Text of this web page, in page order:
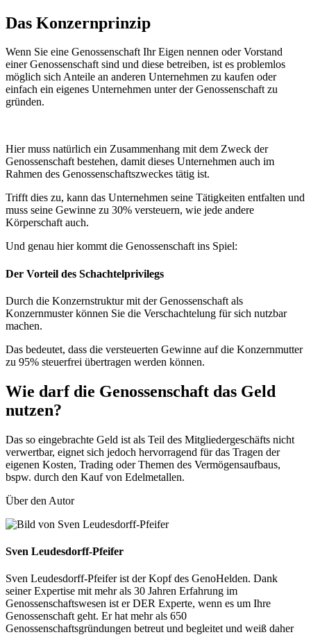
Das Konzernprinzip
Wenn Sie eine Genossenschaft Ihr Eigen nennen oder Vorstand
einer Genossenschaft sind und diese betreiben, ist es problemlos
möglich sich Anteile an anderen Unternehmen zu kaufen oder
einfach ein eigenes Unternehmen unter der Genossenschaft zu
gründen.
Hier muss natürlich ein Zusammenhang mit dem Zweck der
Genossenschaft bestehen, damit dieses Unternehmen auch im
Rahmen des Genossenschaftszweckes tätig ist.
Trifft dies zu, kann das Unternehmen seine Tätigkeiten entfalten und
muss seine Gewinne zu 30% versteuern, wie jede andere
Körperschaft auch.
Und genau hier kommt die Genossenschaft ins Spiel:
Der Vorteil des Schachtelprivilegs
Durch die Konzernstruktur mit der Genossenschaft als
Konzernmuster können Sie die Verschachtelung für sich nutzbar
machen.
Das bedeutet, dass die versteuerten Gewinne auf die Konzernmutter
zu 95% steuerfrei übertragen werden können.
Wie darf die Genossenschaft das Geld
nutzen?
Das so eingebrachte Geld ist als Teil des Mitgliedergeschäfts nicht
verwertbar, eignet sich jedoch hervorragend für das Tragen der
eigenen Kosten, Trading oder Themen des Vermögensaufbaus,
bspw. durch den Kauf von Edelmetallen.
Über den Autor
Sven Leudesdorff-Pfeifer
Sven Leudesdorff-Pfeifer ist der Kopf des GenoHelden. Dank
seiner Expertise mit mehr als 30 Jahren Erfahrung im
Genossenschaftswesen ist er DER Experte, wenn es um Ihre
Genossenschaft geht. Er hat mehr als 650
Genossenschaftsgründungen betreut und begleitet und weiß daher